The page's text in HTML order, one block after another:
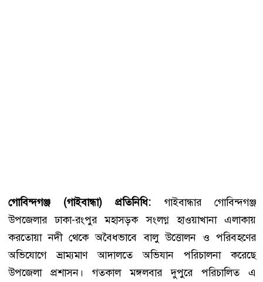
গোবিন্দগঞ্জ (গাইবান্ধা) প্রতিনিধি: গাইবান্ধার গোবিন্দগঞ্জ
উপজেলার ঢাকা-রংপুর মহাসড়ক সংলগ্ন হাওয়াখানা এলাকায়
করতোয়া নদী থেকে অবৈধভাবে বালু উত্তোলন ও পরিবহণের
অভিযোগে ভ্রাম্যমাণ আদালতে অভিযান পরিচালনা করেছে
উপজেলা প্রশাসন। গতকাল মঙ্গলবার দুপুরে পরিচালিত এ